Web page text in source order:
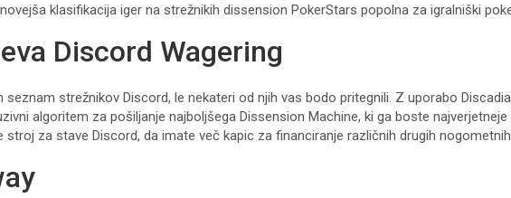
klasifikacija iger na strežnikih dissension PokerStars popolna za igralniški
Discord Wagering
strežnikov Discord, le nekateri od njih vas bodo pritegnili. Z uporabo
algoritem za pošiljanje najboljšega Dissension Machine, ki ga boste
za stave Discord, da imate več kapic za financiranje različnih drugih